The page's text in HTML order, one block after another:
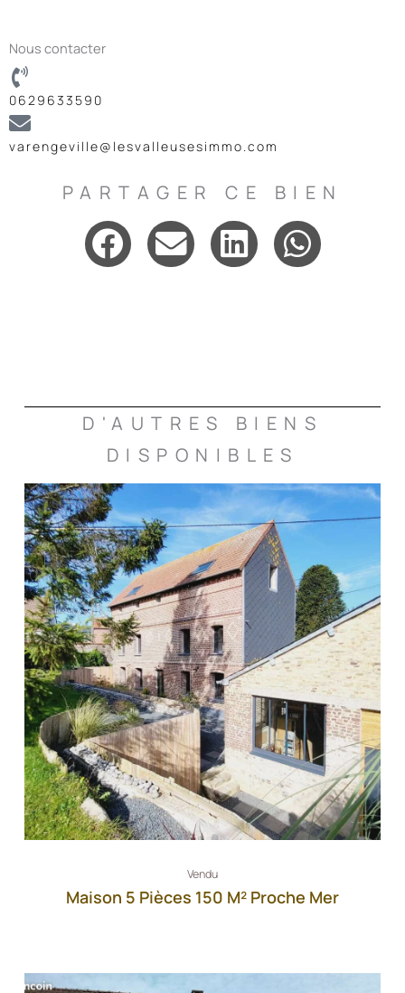
Nous contacter
0629633590
varengeville@lesvalleusesimmo.com
PARTAGER CE BIEN
D'AUTRES BIENS
DISPONIBLES
Vendu
Maison 5 Pièces 150 M² Proche Mer